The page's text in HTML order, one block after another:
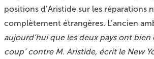
positions d’Aristide sur les réparations
complètement étrangères. L’ancien
aujourd’hui que les deux pays ont bien
coup’ contre M. Aristide, écrit le New